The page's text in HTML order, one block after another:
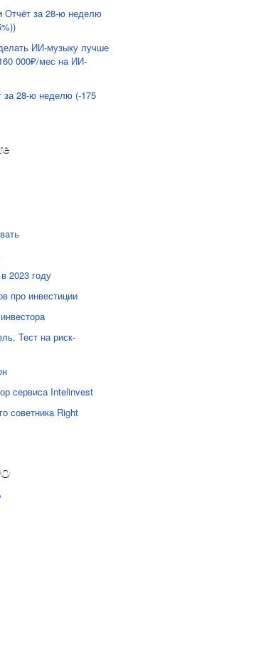
Отчёт за 28-ю неделю
ИИ-музыку лучше
000₽/мес на ИИ-
за 28-ю неделю (-175
2023 году
про инвестиции
Тест на риск-
сервиса Intelinvest
советника Right